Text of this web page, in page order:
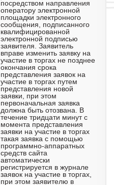
посредством направления
оператору электронной
площадки электронного
сообщения, подписанного
квалифицированной
электронной подписью
заявителя. Заявитель
вправе изменить заявку на
участие в торгах не позднее
окончания срока
представления заявок на
участие в торгах путем
представления новой
заявки, при этом
первоначальная заявка
должна быть отозвана. В
течение тридцати минут с
момента представления
заявки на участие в торгах
такая заявка с помощью
программно-аппаратных
средств сайта
автоматически
регистрируется в журнале
заявок на участие в торгах,
при этом заявителю в